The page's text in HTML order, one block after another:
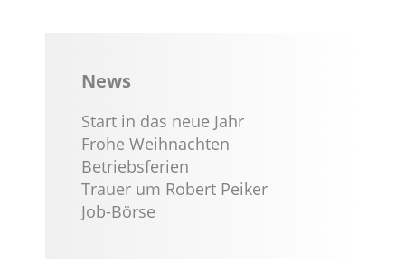
News
Start in das neue Jahr
Frohe Weihnachten
Betriebsferien
Trauer um Robert Peiker
Job-Börse